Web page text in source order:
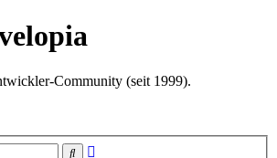
Community (seit 1999).
Suche